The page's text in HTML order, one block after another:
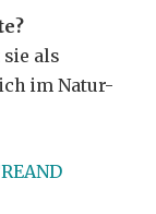
als
im Natur-